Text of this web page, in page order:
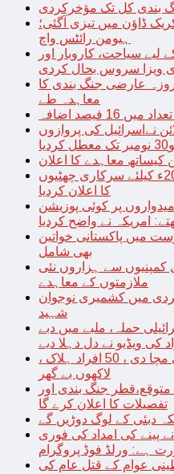
بندی کل تک مؤخرکردی
ڈاؤن میں تیزی آگئی؛
ہیومن رائٹس واچ
لیے سیاحت، کاروبار اور
ویزا سروس بحال کردی
اور اسرائیل میں 4 روزہ عارضی جنگ بندی کا
معاہدہ طے
فیصد اضافہ
نےاسرائیل کی پروازوں
کردیا
کیساتھ معاہدے کا اعلان
متحدہ عرب امارات نے سال 2024ء کیلئے سرکاری چھٹیوں
کا اعلان کردیا
پر کوئی پوزیشن
امریکہ نے واضح کردیا
کی فہرست میں پاکستانی خواتین
بھی شامل
سے ہزاروں نئی
ملازمتوں کے معاہدے
میں کشمیری نوجوان
شہید
حملہ، ملبے میں دبے
کی ویڈیو نے دل دہلا دیے
صومالیہ میں سیلاب نے تباہی مچا دی ، 50 افراد ہلاک ،
لاکھوں بے گھر
جنگ بندی اور
تفصیلات کا اعلان کرے گا
دبئی کے لوگ دوڑیں گے
کو کھانے پینے کی امداد کی فوری
ہے: ورلڈ فوڈ پروگرام
عوام کے قتل عام کی